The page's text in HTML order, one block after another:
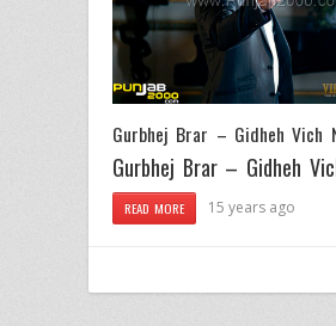
Gurbhej Brar – Gidheh Vich
Gurbhej Brar – Gidheh
READ MORE 15 years ago